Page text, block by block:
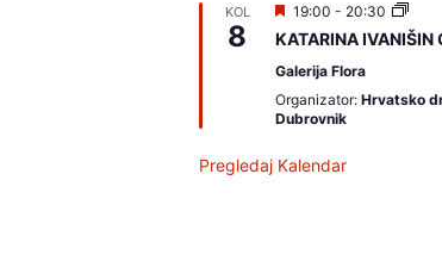
KOL
8
I
z
d
v
j
a
o
19:00 - 20:30
KATARINA
Galerija Flora
Organizator: Hrvatsko
Dubrovnik
Pregledaj Kalendar